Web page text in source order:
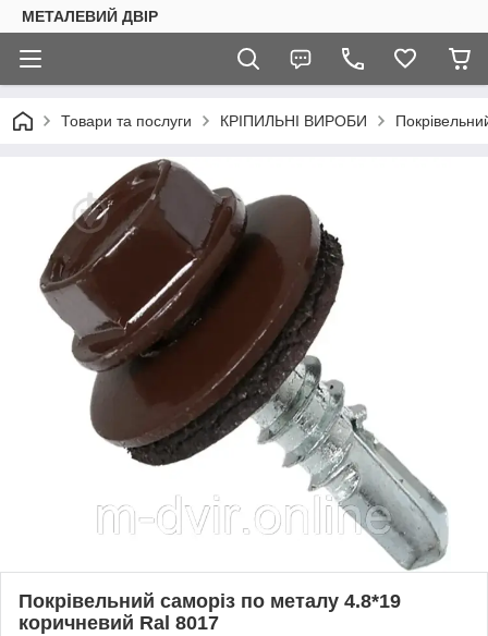
МЕТАЛЕВИЙ ДВІР
Товари та послуги КРІПИЛЬНІ ВИРОБИ
Покрівельний саморіз по металу 4.8*19
коричневий Ral 8017